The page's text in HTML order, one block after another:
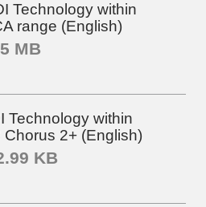
Technology within
range (English)
MB
Technology within
Chorus 2+ (English)
KB